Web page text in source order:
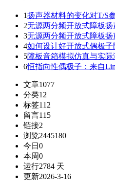
1扬声器材料的变化对T/S
2无源两分频开放式障板
3无源两分频开放式障板
4如何设计好开放式偶极子
5障板音箱模拟仿真与实
6恒指向性偶极子：来自
文章1077
分类12
标签112
留言115
链接2
浏览2445180
今日 0
本周0
运行2784 天
更新2026-3-16